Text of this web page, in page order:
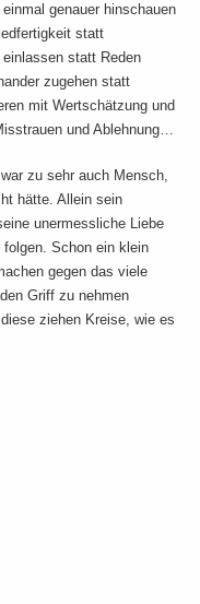
genauer hinschauen
statt
statt Reden
zugehen statt
mit Wertschätzung und
und Ablehnung…
zu sehr auch Mensch,
hätte. Allein sein
unermessliche Liebe
Schon ein klein
gegen das viele
Griff zu nehmen
ziehen Kreise, wie es